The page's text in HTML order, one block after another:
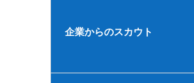
企業からのスカウト